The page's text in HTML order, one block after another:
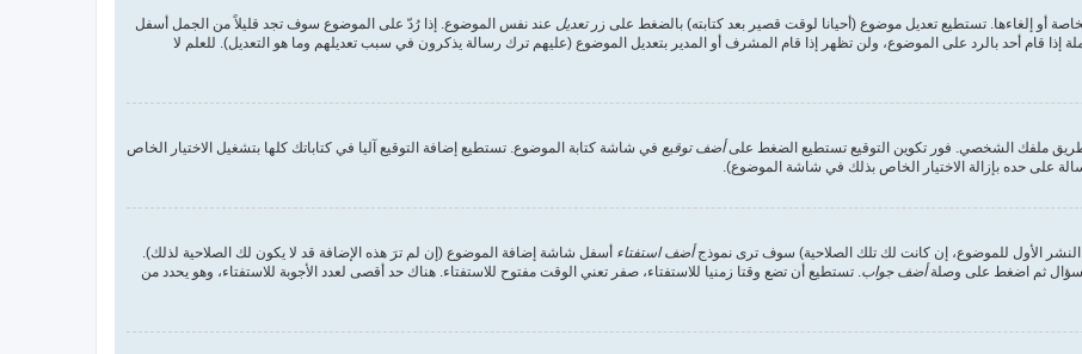
أو إلغاءها. تستطيع تعديل موضوع (أحيانا لوقت قصير بعد كتابته) بالضغط على زرتعديل عند نفس الموضوع. إذا رُدّ على الموضوع سوف تجد قليلاً من الجمل أسفل
قام أحد بالرد على الموضوع، ولن تظهر إذا قام المشرف أو المدير بتعديل الموضوع (عليهم ترك رسالة يذكرون في سبب تعديلهم وما هو التعديل). للعلم لا
طريق ملفك الشخصي. فور تكوين التوقيع تستطيع الضغط علىأضف توقيع في شاشة كتابة الموضوع. تستطيع إضافة التوقيع آليا في كتاباتك كلها بتشغيل الاختيار الخاص
على حده بإزالة الاختيار الخاص بذلك في شاشة الموضوع).
الأول للموضوع، إن كانت لك تلك الصلاحية) سوف ترى نموذجأضف استفتاء أسفل شاشة إضافة الموضوع (إن لم ترَ هذه الإضافة قد لا يكون لك الصلاحية لذلك).
ثم اضغط على وصلةأضف جواب. تستطيع أن تضع وقتا زمنيا للاستفتاء، صفر تعني الوقت مفتوح للاستفتاء. هناك حد أقصى لعدد الأجوبة للاستفتاء، وهو يحدد من